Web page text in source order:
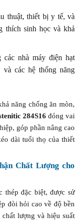
thuật, thiết bị y tế, và
thích sinh học và khả
nhà máy điện hạt
các hệ thống năng
năng chống ăn mòn,
284S16 đóng vai
góp phần nâng cao
dài tuổi thọ của thiết
Chất Lượng cho
thép đặc biệt, được sử
đòi hỏi cao về độ bền
lượng và hiệu suất